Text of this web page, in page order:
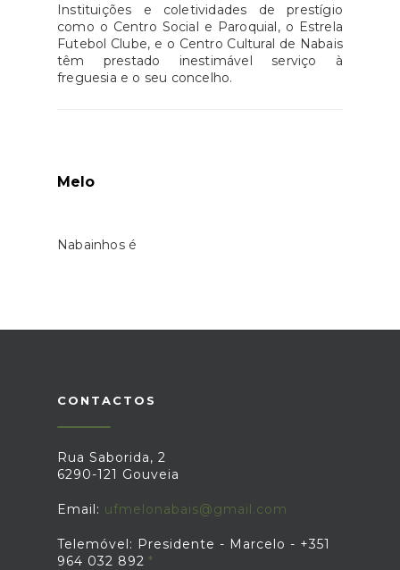
Instituições e coletividades de prestígio
como o Centro Social e Paroquial, o Estrela
Futebol Clube, e o Centro Cultural de Nabais
têm prestado inestimável serviço à
freguesia e o seu concelho.
Melo
Nabainhos é
CONTACTOS
Rua Saborida, 2
6290-121 Gouveia
Email: ufmelonabais@gmail.com
Telemóvel: Presidente - Marcelo - +351
964 032 892